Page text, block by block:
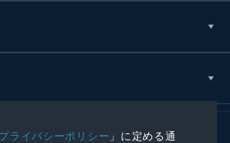
プライバシーポリシー 」に定める通